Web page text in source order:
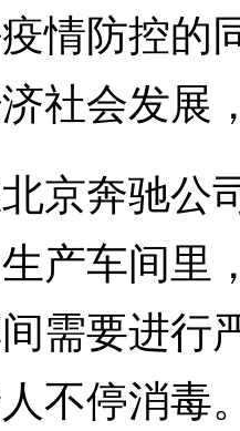
防控的
社会发展
奔驰公
产车间里
需要进行
不停消毒